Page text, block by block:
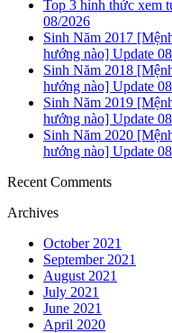
Top 3 hình thức xem
08/2026
Sinh Năm 2017
hướng nào] Update
Sinh Năm 2018
hướng nào] Update
Sinh Năm 2019
hướng nào] Update
Sinh Năm 2020
hướng nào] Update
Recent Comments
Archives
October 2021
September 2021
August 2021
July 2021
June 2021
April 2020